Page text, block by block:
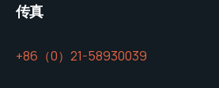
传真
+86（0）21-58930039